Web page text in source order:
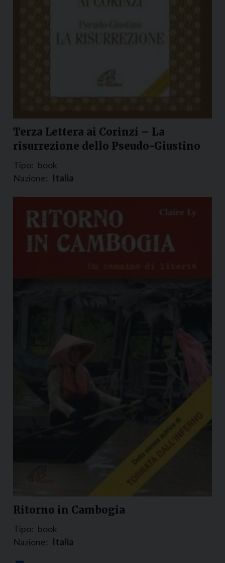
Terza Lettera ai Corinzi – La
risurrezione dello Pseudo-Giustino
Tipo: book
Nazione: Italia
Ritorno in Cambogia
Tipo: book
Nazione: Italia